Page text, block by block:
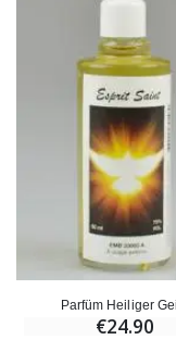
Parfüm Heiliger
€24.90